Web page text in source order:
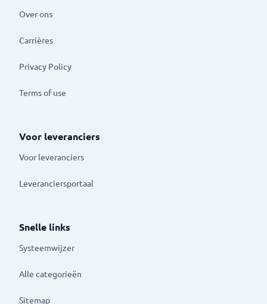
Over ons
Carrières
Privacy Policy
Terms of use
Voor leveranciers
Voor leveranciers
Leveranciersportaal
Snelle links
Systeemwijzer
Alle categorieën
Sitemap